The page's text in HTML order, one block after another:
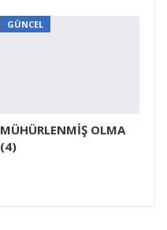
GÜNCEL
MÜHÜRLENMİŞ OLMA
(4)